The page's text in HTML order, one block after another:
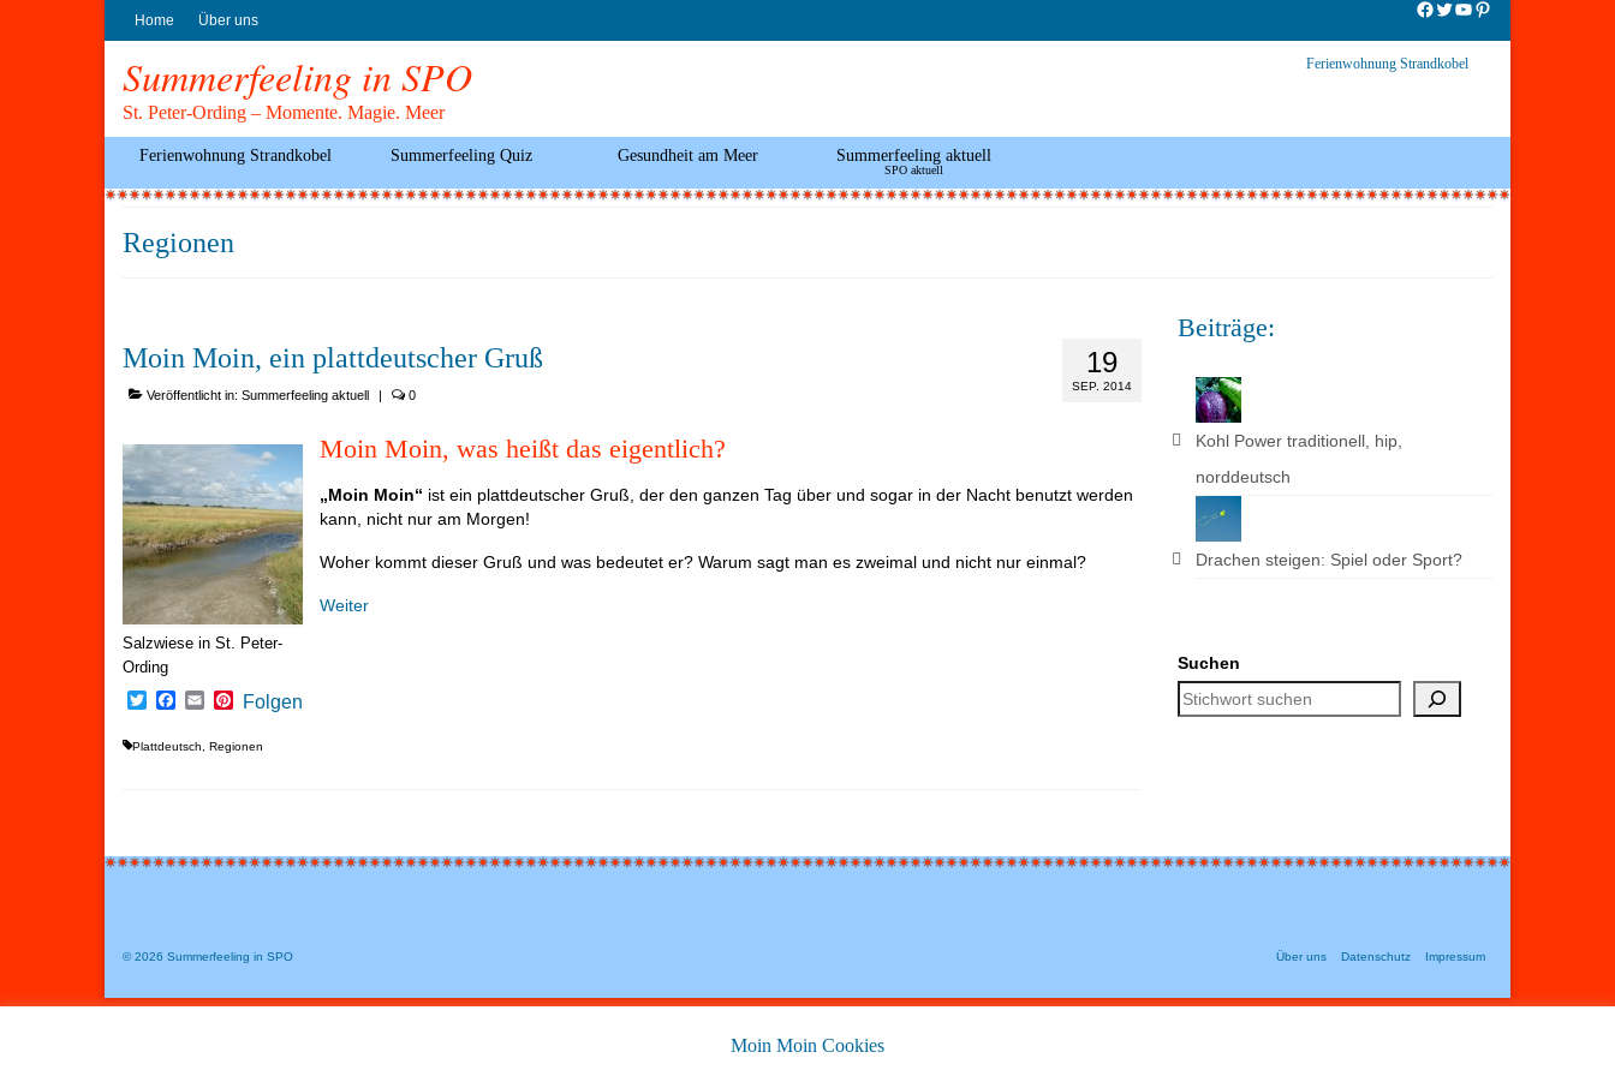
Home Über uns
Facebook
Twitter
YouTube
Pinterest
Summerfeeling in SPO
St. Peter-Ording – Momente. Magie. Meer
Ferienwohnung Strandkobel
Ferienwohnung Strandkobel Summerfeeling Quiz Gesundheit am Meer Summerfeeling aktuell
SPO aktuell
Regionen
19
SEP. 2014
Moin Moin, ein plattdeutscher Gruß
Veröffentlicht in: Summerfeeling aktuell | 0
Salzwiese in St. Peter-
Ording
Moin Moin, was heißt das eigentlich?
„Moin Moin“ ist ein plattdeutscher Gruß, der den ganzen Tag über und sogar in der Nacht benutzt werden
kann, nicht nur am Morgen!
Woher kommt dieser Gruß und was bedeutet er? Warum sagt man es zweimal und nicht nur einmal?
Weiter
TwitterFacebook
EmailPinterest
Folgen
Plattdeutsch Regionen
Beiträge:
Kohl Power traditionell, hip,
norddeutsch
Drachen steigen: Spiel oder Sport?
Suchen
Über uns Datenschutz Impressum
© 2026 Summerfeeling in SPO
Moin Moin Cookies